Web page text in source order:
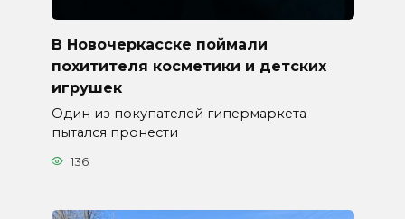
В Новочеркасске поймали
похитителя косметики и детских
игрушек
Один из покупателей гипермаркета
пытался пронести
136